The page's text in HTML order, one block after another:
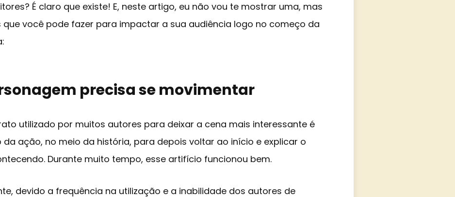
É claro que existe! E, neste artigo, eu não vou te mostrar uma, mas
que você pode fazer para impactar a sua audiência logo no começo da
precisa se movimentar
utilizado por muitos autores para deixar a cena mais interessante é
ação, no meio da história, para depois voltar ao início e explicar o
Durante muito tempo, esse artifício funcionou bem.
devido a frequência na utilização e a inabilidade dos autores de